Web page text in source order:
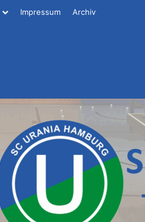
Impressum Archiv